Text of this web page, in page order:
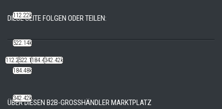
DIESE SEITE FOLGEN ODER TEILEN:
112.22k522.14k184.48k342.42k
ÜBER DIESEN B2B-GROSSHÄNDLER MARKTPLATZ
112.22k
522.14k
184.48k
342.42k